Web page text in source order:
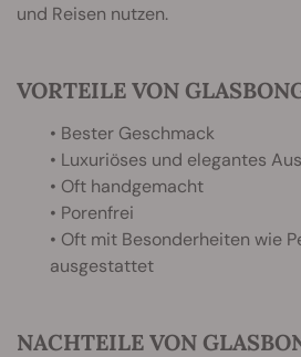
und Reisen nutzen.
VORTEILE VON
• Bester Geschmack
• Luxuriöses und elegantes
• Oft handgemacht
• Porenfrei
• Oft mit Besonderheiten wie
ausgestattet
NACHTEILE VON